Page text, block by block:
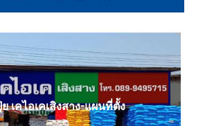
เคไอเคเสิงสาง-แผนที่ตั้ง